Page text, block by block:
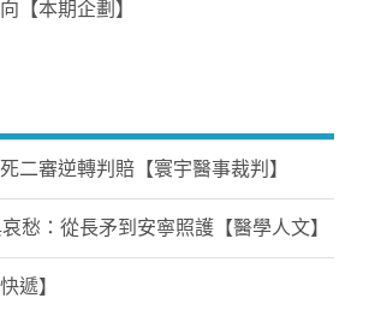
【本期企劃】
二審逆轉判賠【寰宇醫事裁判】
愁：從長矛到安寧照護【醫學人文】
遞】